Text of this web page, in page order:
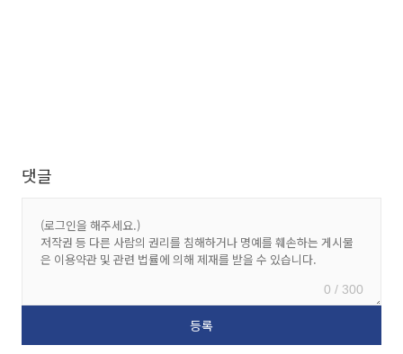
댓글
0 / 300